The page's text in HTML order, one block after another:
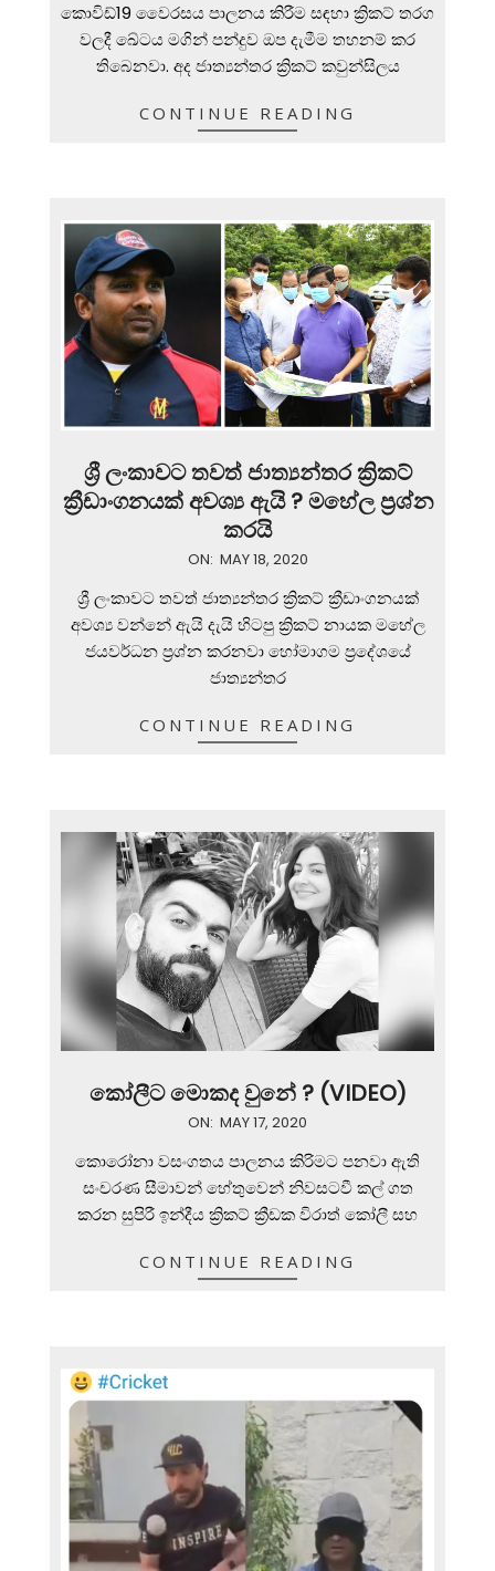
19
කොවිඩ්19 වෛරසය පාලනය කිරීම සඳහා ක්‍රිකට් තරග
වලදී ඛේටය මගින් පන්දුව ඔප දැමීම තහනම් කර
තිබෙනවා. අද ජාත්‍යන්තර ක්‍රිකට් කවුන්සිලය
CONTINUE READING
ශ්‍රී ලංකාවට තවත් ජාත්‍යන්තර ක්‍රිකට්
ක්‍රීඩාංගනයක් අවශ්‍ය ඇයි ? මහේල ප්‍රශ්න
කරයි
ON: MAY 18, 2020
ශ්‍රී ලංකාවට තවත් ජාත්‍යන්තර ක්‍රිකට් ක්‍රීඩාංගනයක්
අවශ්‍ය වන්නේ ඇයි දැයි හිටපු ක්‍රිකට් නායක මහේල
ජයවර්ධන ප්‍රශ්න කරනවා හෝමාගම ප්‍රදේශයේ
ජාත්‍යන්තර
CONTINUE READING
කෝලීට මොකද වුනේ ? (VIDEO)
ON: MAY 17, 2020
කොරෝනා වසංගතය පාලනය කිරිමට පනවා ඇති
සංචරණ සීමාවන් හේතුවෙන් නිවසටවී කල් ගත
කරන සුපිරී ඉන්දීය ක්‍රිකට් ක්‍රීඩක විරාත් කෝලී සහ
CONTINUE READING